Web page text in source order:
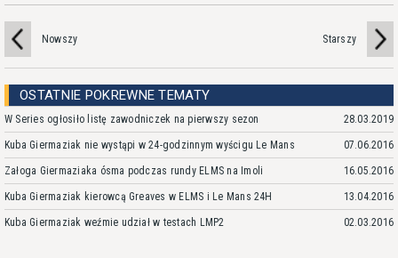
Nowszy Starszy
OSTATNIE POKREWNE TEMATY
W Series ogłosiło listę zawodniczek na pierwszy sezon 28.03.2019
Kuba Giermaziak nie wystąpi w 24-godzinnym wyścigu Le Mans 07.06.2016
Załoga Giermaziaka ósma podczas rundy ELMS na Imoli 16.05.2016
Kuba Giermaziak kierowcą Greaves w ELMS i Le Mans 24H 13.04.2016
Kuba Giermaziak weźmie udział w testach LMP2 02.03.2016